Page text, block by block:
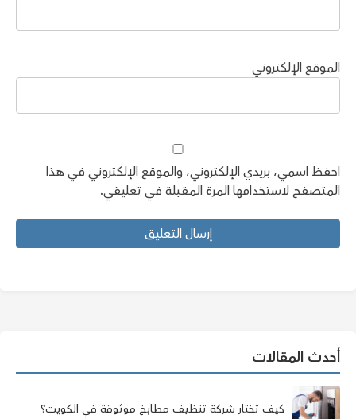
الموقع الإلكتروني
احفظ اسمي، بريدي الإلكتروني، والموقع الإلكتروني في هذا
المتصفح لاستخدامها المرة المقبلة في تعليقي.
أحدث المقالات
كيف تختار شركة تنظيف مطابخ موثوقة في الكويت؟